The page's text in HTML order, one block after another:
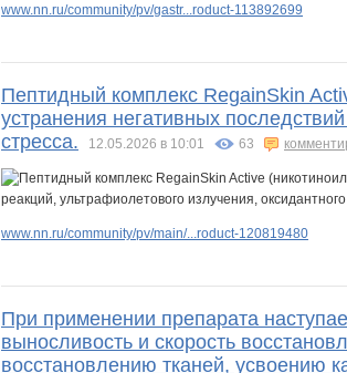
www.nn.ru/community/pv/gastr...roduct-113892699
Пептидный комплекс RegainSkin
устранения негативных
стресса.
12.05.2026 в 10:01 63
www.nn.ru/community/pv/main/...roduct-120819480
При применении препарата
выносливость и скорость
восстановлению тканей, усвоению